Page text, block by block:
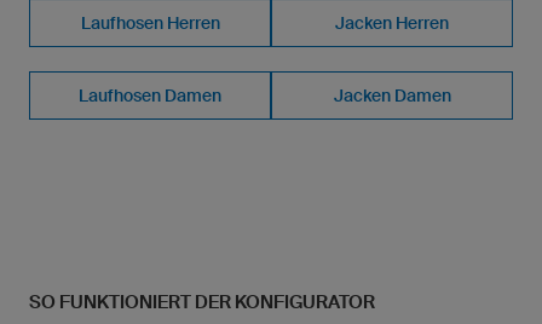
Laufhosen Herren Jacken Herren
Laufhosen Damen Jacken Damen
SO FUNKTIONIERT DER KONFIGURATOR